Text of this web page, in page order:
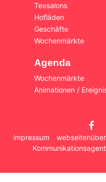
Teesalons
Hofläden
Geschäfte
Wochenmärkte
Agenda
Wochenmärkte
Animationen /
impressum